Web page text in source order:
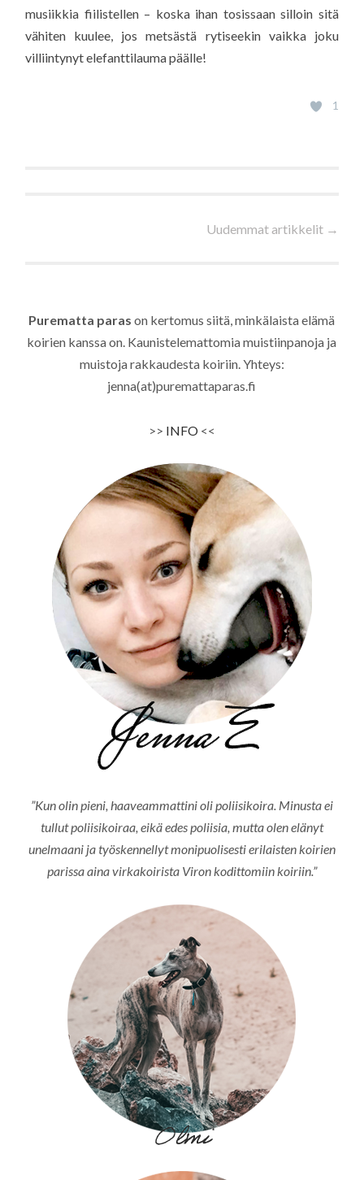
musiikkia fiilistellen – koska ihan tosissaan silloin sitä
vähiten kuulee, jos metsästä rytiseekin vaikka joku
villiintynyt elefanttilauma päälle!
1
Uudemmat artikkelit →
Purematta paras on kertomus siitä, minkälaista elämä
koirien kanssa on. Kaunistelemattomia muistiinpanoja ja
muistoja rakkaudesta koiriin. Yhteys:
jenna(at)puremattaparas.fi
>> INFO<<
”Kun olin pieni, haaveammattini oli poliisikoira. Minusta ei
tullut poliisikoiraa, eikä edes poliisia, mutta olen elänyt
unelmaani ja työskennellyt monipuolisesti erilaisten koirien
parissa aina virkakoirista Viron kodittomiin koiriin.”